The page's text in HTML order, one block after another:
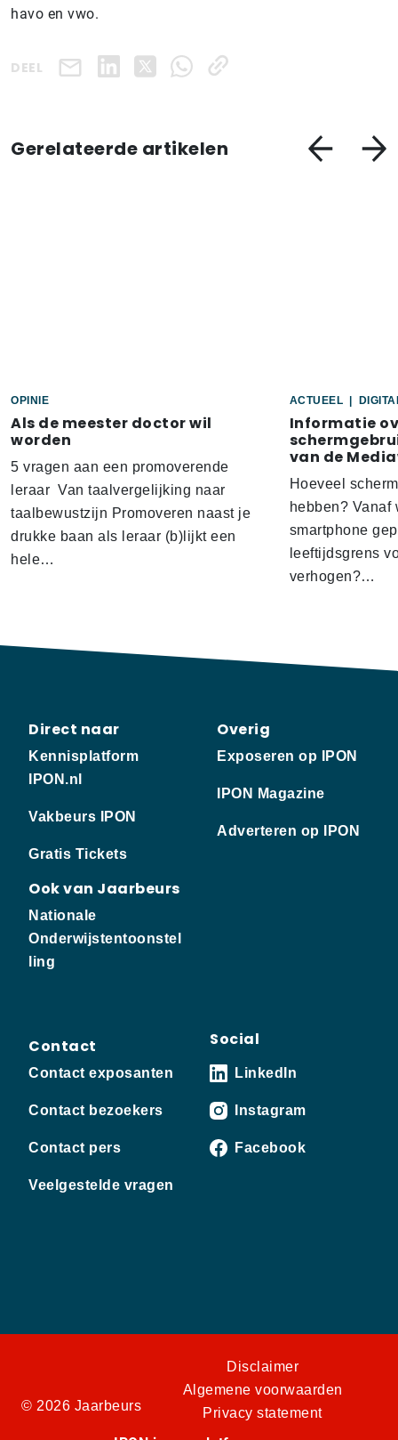
havo en vwo.
DEEL
Gerelateerde artikelen
OPINIE
Als de meester doctor wil
worden
5 vragen aan een promoverende
leraar Van taalvergelijking naar
taalbewustzijn Promoveren naast je
drukke baan als leraar (b)lijkt een
hele…
ACTUEEL
Informatie
van de
Hoeveel
hebben?
smartphone
leeftijdsgrens
verhogen?…
Direct naar
Kennisplatform
IPON.nl
Vakbeurs IPON
Gratis Tickets
Ook van Jaarbeurs
Nationale
Onderwijstentoonstel
ling
Overig
Exposeren op IPON
IPON Magazine
Adverteren op IPON
Contact
Contact exposanten
Contact bezoekers
Contact pers
Veelgestelde vragen
Social
LinkedIn
Instagram
Facebook
© 2026 Jaarbeurs
Disclaimer
Algemene voorwaarden
Privacy statement